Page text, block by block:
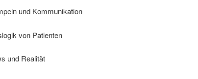
und Kommunikation
von Patienten
und Realität